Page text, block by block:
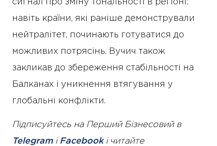
сигнал про зміну тональності в регіоні:
навіть країни, які раніше демонстрували
нейтралітет, починають готуватися до
можливих потрясінь. Вучич також
закликав до збереження стабільності на
Балканах і уникнення втягування у
глобальні конфлікти.
Підписуйтесь на Перший Бізнесовий в
Telegramі Facebookі читайте